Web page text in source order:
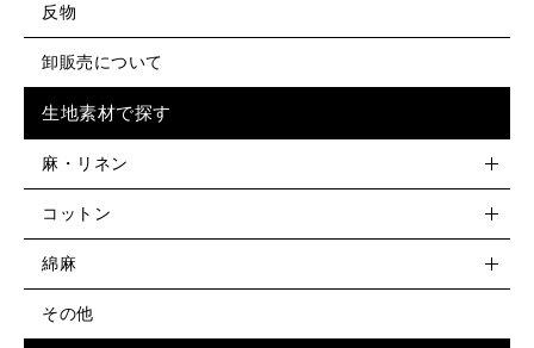
反物
卸販売について
生地素材で探す
麻・リネン
コットン
綿麻
その他